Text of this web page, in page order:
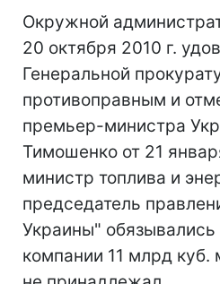
Окружной
20 октября 2010 г.
Генеральной
противоправным и
премьер-министра
Тимошенко от 21
министр топлива и
председатель
Украины" обязывались
компании 11 млрд куб.